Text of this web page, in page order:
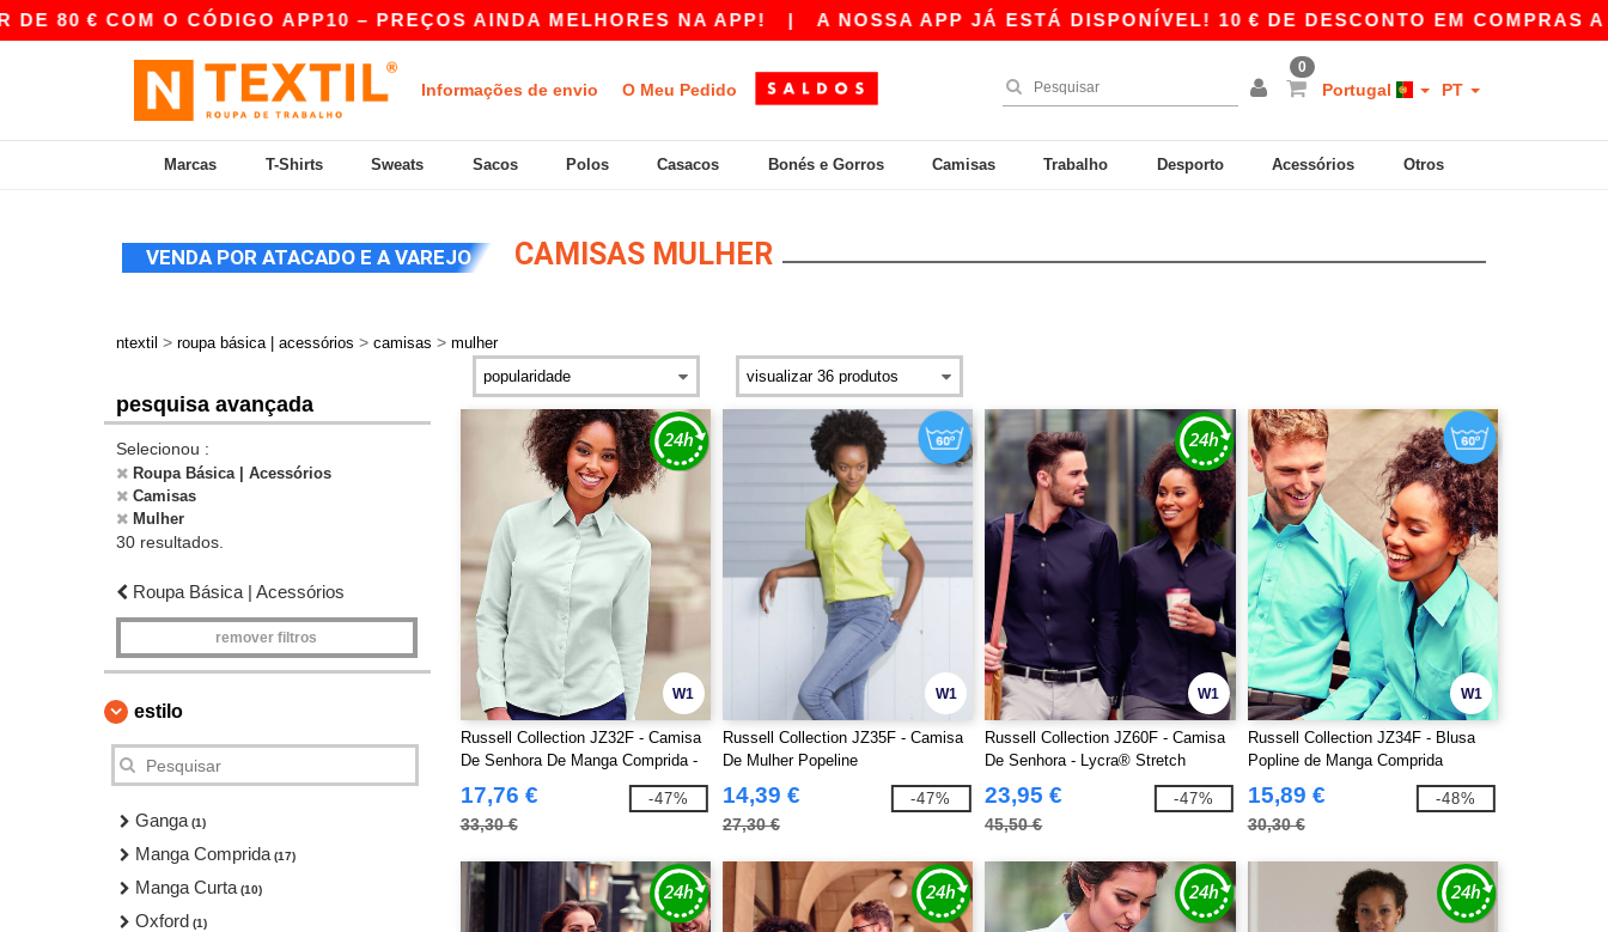
O CÓDIGO APP10 – PREÇOS AINDA MELHORES NA APP!|A NOSSA APP JÁ ESTÁ DISPONÍVEL! 10 € DE DESCONTO EM COMPRAS A PARTIR
Informações de envio O Meu Pedido
0
Portugal PT
Marcas T-Shirts Sweats Sacos Polos Casacos Bonés e Gorros Camisas Trabalho Desporto Acessórios Otros
VENDA POR ATACADO E A VAREJO CAMISAS MULHER
ntextil > roupa básica | acessórios > camisas > mulher
pesquisa avançada
Selecionou :
Roupa Básica | Acessórios
Camisas
Mulher
30 resultados.
Roupa Básica | Acessórios
remover filtros
estilo
Ganga (1)
Manga Comprida (17)
Manga Curta (10)
Oxford (1)
W1
Russell Collection JZ32F - Camisa
De Senhora De Manga Comprida -
Easy Care Oxford
17,76 €
33,30 €
-47%
W1
Russell Collection JZ35F - Camisa
De Mulher Popeline
14,39 €
27,30 €
-47%
W1
Russell Collection JZ60F - Camisa
De Senhora - Lycra® Stretch
23,95 €
45,50 €
-47%
W1
Russell Collection JZ34F - Blusa
Popline de Manga Comprida
15,89 €
30,30 €
-48%